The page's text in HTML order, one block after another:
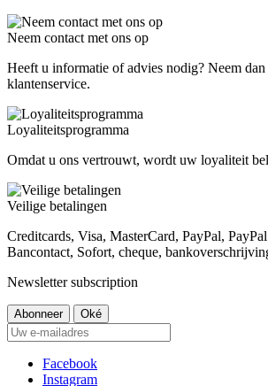
Neem contact met ons op
Heeft u informatie of advies nodig? Neem
klantenservice.
Loyaliteitsprogramma
Omdat u ons vertrouwt, wordt uw loyaliteit
Veilige betalingen
Creditcards, Visa, MasterCard, PayPal,
Bancontact, Sofort, cheque,
Newsletter subscription
Facebook
Instagram